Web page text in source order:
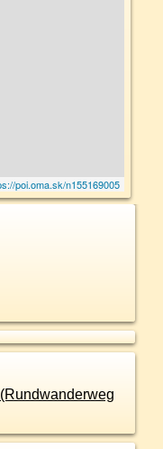
poi.oma.sk/n155169005